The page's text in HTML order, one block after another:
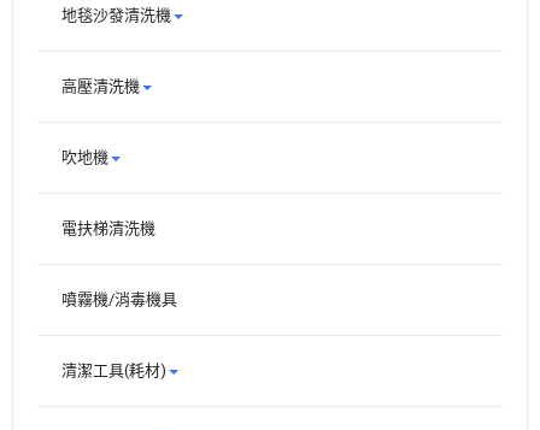
地毯沙發清洗機
高壓清洗機
吹地機
電扶梯清洗機
噴霧機/消毒機具
清潔工具(耗材)